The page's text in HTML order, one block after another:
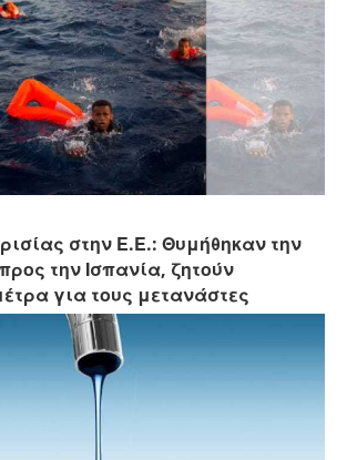
στην Ε.Ε.: Θυμήθηκαν την
την Ισπανία, ζητούν
για τους μετανάστες